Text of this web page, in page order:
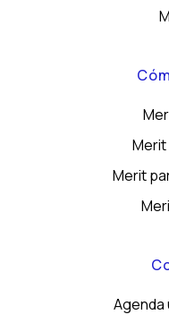
Merit
Merit
Agenda